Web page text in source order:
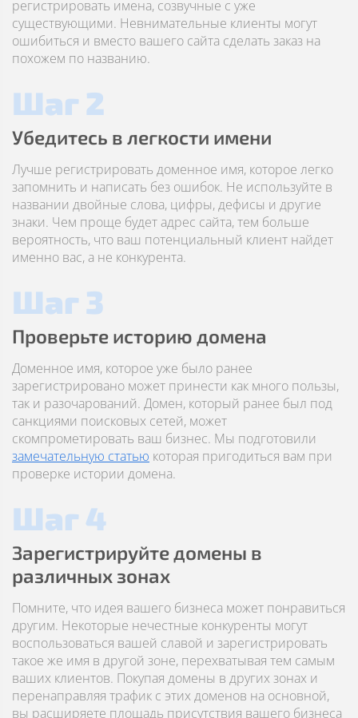
регистрировать имена, созвучные с уже
существующими. Невнимательные клиенты могут
ошибиться и вместо вашего сайта сделать заказ на
похожем по названию.
Шаг 2
Убедитесь в легкости имени
Лучше регистрировать доменное имя, которое легко
запомнить и написать без ошибок. Не используйте в
названии двойные слова, цифры, дефисы и другие
знаки. Чем проще будет адрес сайта, тем больше
вероятность, что ваш потенциальный клиент найдет
именно вас, а не конкурента.
Шаг 3
Проверьте историю домена
Доменное имя, которое уже было ранее
зарегистрировано может принести как много пользы,
так и разочарований. Домен, который ранее был под
санкциями поисковых сетей, может
скомпрометировать ваш бизнес. Мы подготовили
замечательную статью которая пригодиться вам при
проверке истории домена.
Шаг 4
Зарегистрируйте домены в
различных зонах
Помните, что идея вашего бизнеса может понравиться
другим. Некоторые нечестные конкуренты могут
воспользоваться вашей славой и зарегистрировать
такое же имя в другой зоне, перехватывая тем самым
ваших клиентов. Покупая домены в других зонах и
перенаправляя трафик с этих доменов на основной,
вы расширяете площадь присутствия вашего бизнеса